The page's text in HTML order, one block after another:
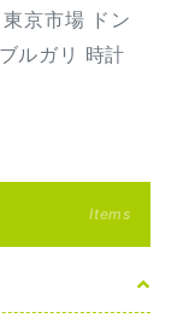
京市場 ドン
ルガリ 時計
Items